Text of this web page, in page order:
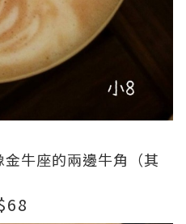
牛座的兩邊牛角（其